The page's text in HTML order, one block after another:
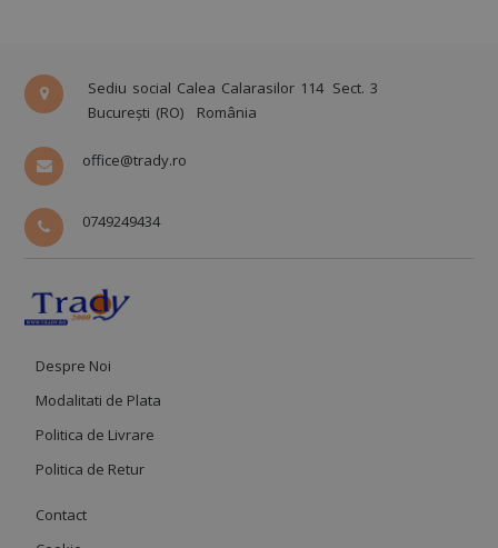
Sediu social Calea Calarasilor 114 Sect. 3
București (RO)
România
office@trady.ro
0749249434
Despre Noi
Modalitati de Plata
Politica de Livrare
Politica de Retur
Contact